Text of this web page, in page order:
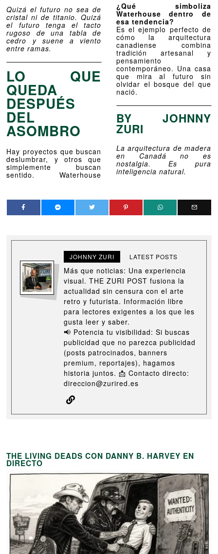
Quizá el futuro no sea de
cristal ni de titanio. Quizá
el futuro tenga el tacto
rugoso de una tabla de
cedro y suene a viento
entre ramas.
LO QUE
QUEDA
DESPUÉS
DEL
ASOMBRO
Hay proyectos que buscan
deslumbrar, y otros que
simplemente buscan
sentido. Waterhouse
¿Qué simboliza
Waterhouse dentro de
esa tendencia?
Es el ejemplo perfecto de
cómo la arquitectura
canadiense combina
tradición artesanal y
pensamiento
contemporáneo. Una casa
que mira al futuro sin
olvidar el bosque del que
nació.
BY JOHNNY
ZURI
La arquitectura de madera
en Canadá no es
nostalgia. Es pura
inteligencia natural.
JOHNNY ZURI LATEST POSTS
Más que noticias: Una experiencia
visual. THE ZURI POST fusiona la
actualidad sin censura con el arte
retro y futurista. Información libre
para lectores exigentes a los que les
gusta leer y saber.
📢 Potencia tu visibilidad: Si buscas
publicidad que no parezca publicidad
(posts patrocinados, banners
premium, reportajes), hagamos
historia juntos. 📩 Contacto directo:
direccion@zurired.es
THE LIVING DEADS CON DANNY B. HARVEY EN
DIRECTO